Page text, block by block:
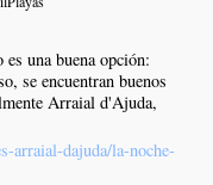
una buena opción:
se encuentran buenos
Arraial d'Ajuda,
arraial-dajuda/la-noche-